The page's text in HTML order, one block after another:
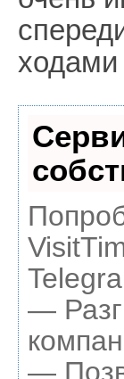
ходами
—
—